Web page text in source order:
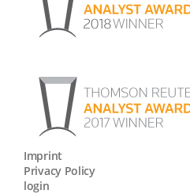
Imprint
Privacy Policy
login